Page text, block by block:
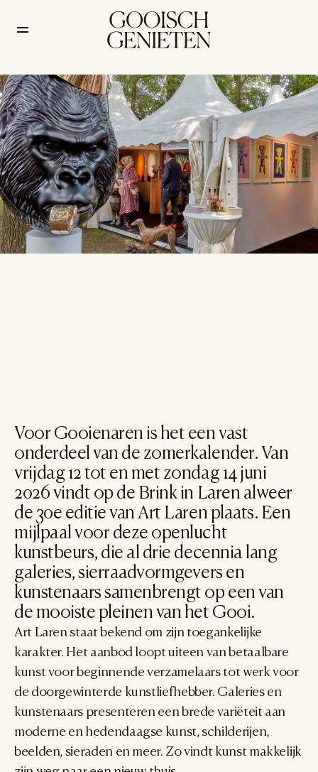
Art Laren viert 30e editie
op de Brink, dit mag je niet
missen
Cultuur/2 mei 2026
Voor Gooienaren is het een vast
onderdeel van de zomerkalender. Van
vrijdag 12 tot en met zondag 14 juni
2026 vindt op de Brink in Laren alweer
de 30e editie van Art Laren plaats. Een
mijlpaal voor deze openlucht
kunstbeurs, die al drie decennia lang
galeries, sierraadvormgevers en
kunstenaars samenbrengt op een van
de mooiste pleinen van het Gooi.
Art Laren staat bekend om zijn toegankelijke
karakter. Het aanbod loopt uiteen van betaalbare
kunst voor beginnende verzamelaars tot werk voor
de doorgewinterde kunstliefhebber. Galeries en
kunstenaars presenteren een brede variëteit aan
moderne en hedendaagse kunst, schilderijen,
beelden, sieraden en meer. Zo vindt kunst makkelijk